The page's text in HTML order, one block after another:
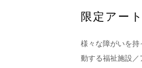
限定アー
様々な障がいを
動する福祉施設／